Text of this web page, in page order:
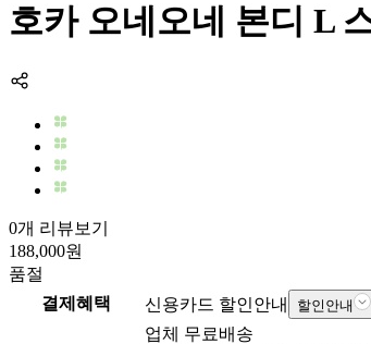
호카 오네오네 본디 L
0개 리뷰보기
188,000원
품절
결제혜택
신용카드 할인안내 할인안내
업체 무료배송